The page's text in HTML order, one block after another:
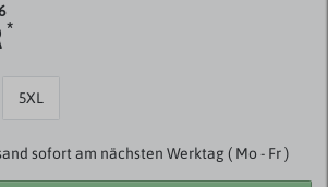
*
5XL
sofort am nächsten Werktag ( Mo - Fr )